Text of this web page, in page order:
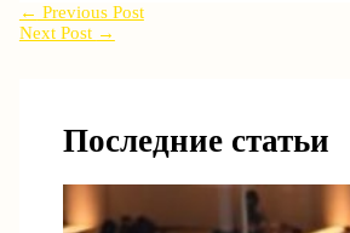
← Previous Post
Next Post →
Последние статьи